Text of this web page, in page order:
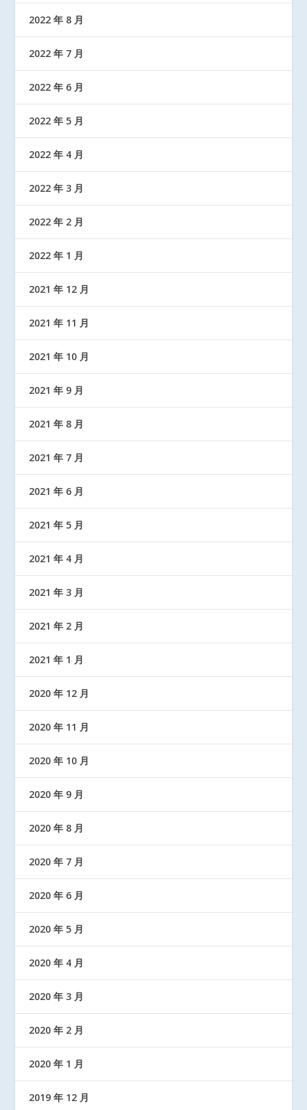
2022 年 8 月
2022 年 7 月
2022 年 6 月
2022 年 5 月
2022 年 4 月
2022 年 3 月
2022 年 2 月
2022 年 1 月
2021 年 12 月
2021 年 11 月
2021 年 10 月
2021 年 9 月
2021 年 8 月
2021 年 7 月
2021 年 6 月
2021 年 5 月
2021 年 4 月
2021 年 3 月
2021 年 2 月
2021 年 1 月
2020 年 12 月
2020 年 11 月
2020 年 10 月
2020 年 9 月
2020 年 8 月
2020 年 7 月
2020 年 6 月
2020 年 5 月
2020 年 4 月
2020 年 3 月
2020 年 2 月
2020 年 1 月
2019 年 12 月